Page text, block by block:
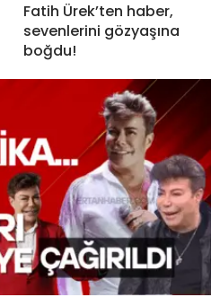
Fatih Ürek’ten haber,
sevenlerini gözyaşına
boğdu!